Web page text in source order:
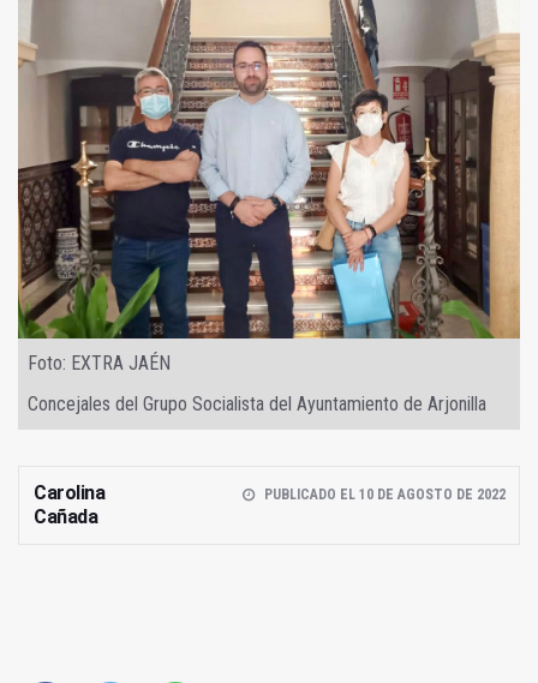
Foto: EXTRA JAÉN
Concejales del Grupo Socialista del Ayuntamiento de Arjonilla
Carolina
Cañada
PUBLICADO EL 10 DE AGOSTO DE 2022